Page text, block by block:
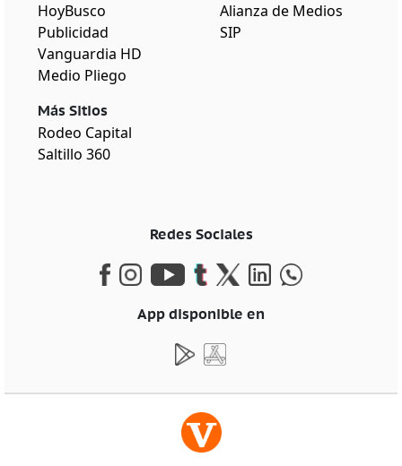
HoyBusco
Publicidad
Vanguardia HD
Medio Pliego
Más Sitios
Rodeo Capital
Saltillo 360
Alianza de Medios
SIP
Redes Sociales
App disponible en